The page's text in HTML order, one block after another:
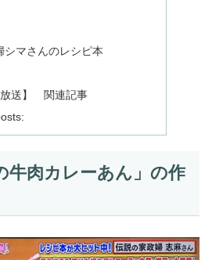
シマさんのレシピ本
放送】 関連記事
牛肉カレーあん」の作